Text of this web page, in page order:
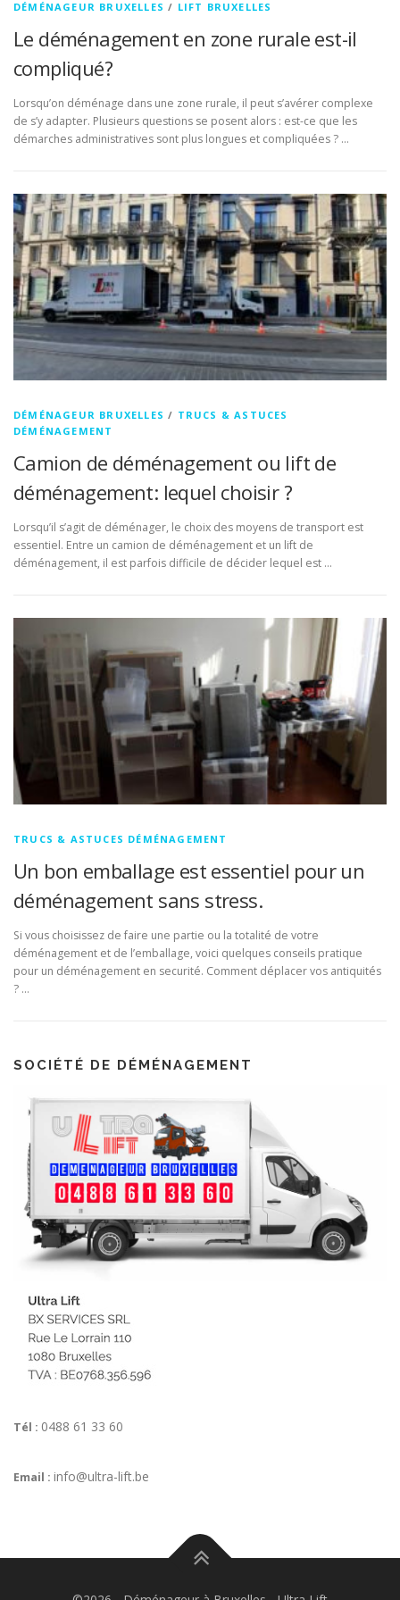
DÉMÉNAGEUR BRUXELLES / LIFT BRUXELLES
Le déménagement en zone rurale est-il
compliqué?
Lorsqu’on déménage dans une zone rurale, il peut s’avérer complexe
de s’y adapter. Plusieurs questions se posent alors : est-ce que les
démarches administratives sont plus longues et compliquées ? …
DÉMÉNAGEUR BRUXELLES / TRUCS & ASTUCES
DÉMÉNAGEMENT
Camion de déménagement ou lift de
déménagement: lequel choisir ?
Lorsqu’il s’agit de déménager, le choix des moyens de transport est
essentiel. Entre un camion de déménagement et un lift de
déménagement, il est parfois difficile de décider lequel est …
TRUCS & ASTUCES DÉMÉNAGEMENT
Un bon emballage est essentiel pour un
déménagement sans stress.
Si vous choisissez de faire une partie ou la totalité de votre
déménagement et de l’emballage, voici quelques conseils pratique
pour un déménagement en securité. Comment déplacer vos antiquités
? …
SOCIÉTÉ DE DÉMÉNAGEMENT
Tél : 0488 61 33 60
Email : info@ultra-lift.be